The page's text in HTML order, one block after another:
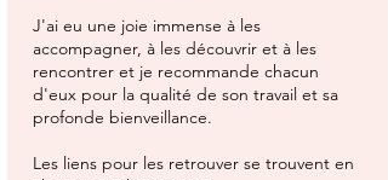
J'ai eu une joie immense à les
accompagner, à les découvrir et à les
rencontrer et je recommande chacun
d'eux pour la qualité de son travail et sa
profonde bienveillance.
Les liens pour les retrouver se trouvent en